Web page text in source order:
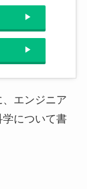
エンジニア
について書